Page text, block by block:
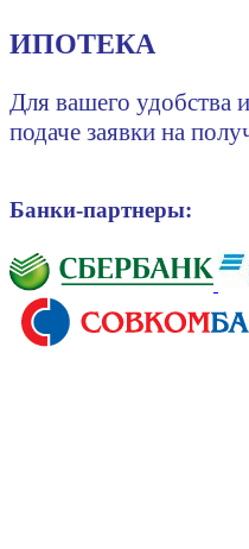
ИПОТЕКА
Для вашего удобства
подаче заявки на
Банки-партнеры: